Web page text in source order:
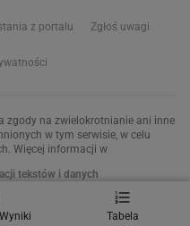
Tabela
z portalu Zgłoś uwagi
zgody na zwielokrotnianie ani inne
w tym serwisie, w celu
Więcej informacji w
tekstów i danych
współpracy z ich wydawcami: